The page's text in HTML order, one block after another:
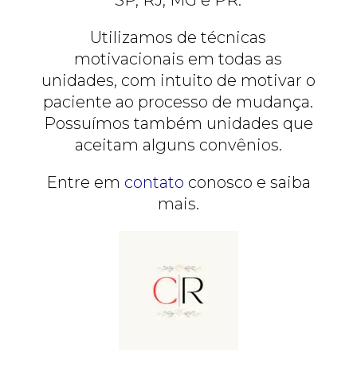
Utilizamos de técnicas
motivacionais em todas as
unidades, com intuito de motivar o
paciente ao processo de mudança.
Possuímos também unidades que
aceitam alguns convênios.
Entre em contato conosco e saiba
mais.